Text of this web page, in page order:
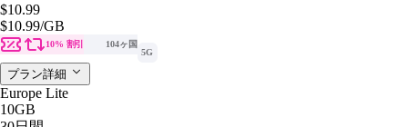
$10.99
$10.99/GB
10% 割引
104ヶ国
5G
プラン詳細
Europe Lite
10GB